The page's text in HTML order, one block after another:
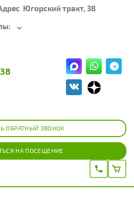
Югорский тракт, 38
ОБРАТНЫЙ ЗВОНОК
НА ПОСЕЩЕНИЕ